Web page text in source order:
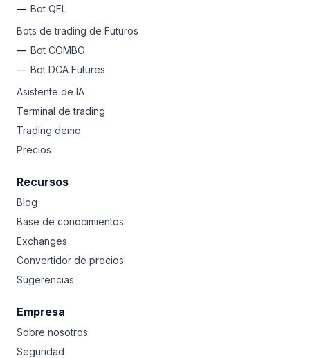
Bot QFL
Bots de trading de Futuros
Bot COMBO
Bot DCA Futures
Asistente de IA
Terminal de trading
Trading demo
Precios
Recursos
Blog
Base de conocimientos
Exchanges
Convertidor de precios
Sugerencias
Empresa
Sobre nosotros
Seguridad